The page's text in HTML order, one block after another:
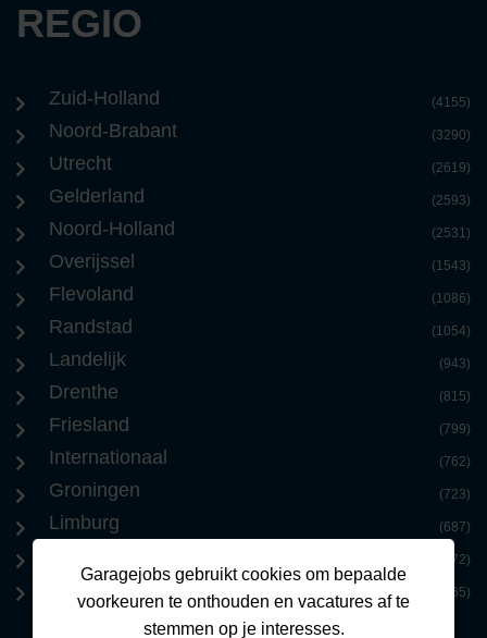
REGIO
Zuid-Holland (4155)
Noord-Brabant (3290)
Utrecht (2619)
Gelderland (2593)
Noord-Holland (2531)
Overijssel (1543)
Flevoland (1086)
Randstad (1054)
Landelijk (943)
Drenthe (815)
Friesland (799)
Internationaal (762)
Groningen (723)
Limburg (687)
(572)
(365)
Garagejobs gebruikt cookies om bepaalde
voorkeuren te onthouden en vacatures af te
stemmen op je interesses.